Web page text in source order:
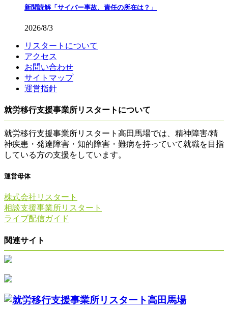
新聞読解「サイバー事故、責任の所在は？」
2026/8/3
リスタートについて
アクセス
お問い合わせ
サイトマップ
運営指針
就労移行支援事業所リスタートについて
就労移行支援事業所リスタート高田馬場では、精神障害/精
神疾患・発達障害・知的障害・難病を持っていて就職を目指
している方の支援をしています。
運営母体
株式会社リスタート
相談支援事業所リスタート
ライブ配信ガイド
関連サイト